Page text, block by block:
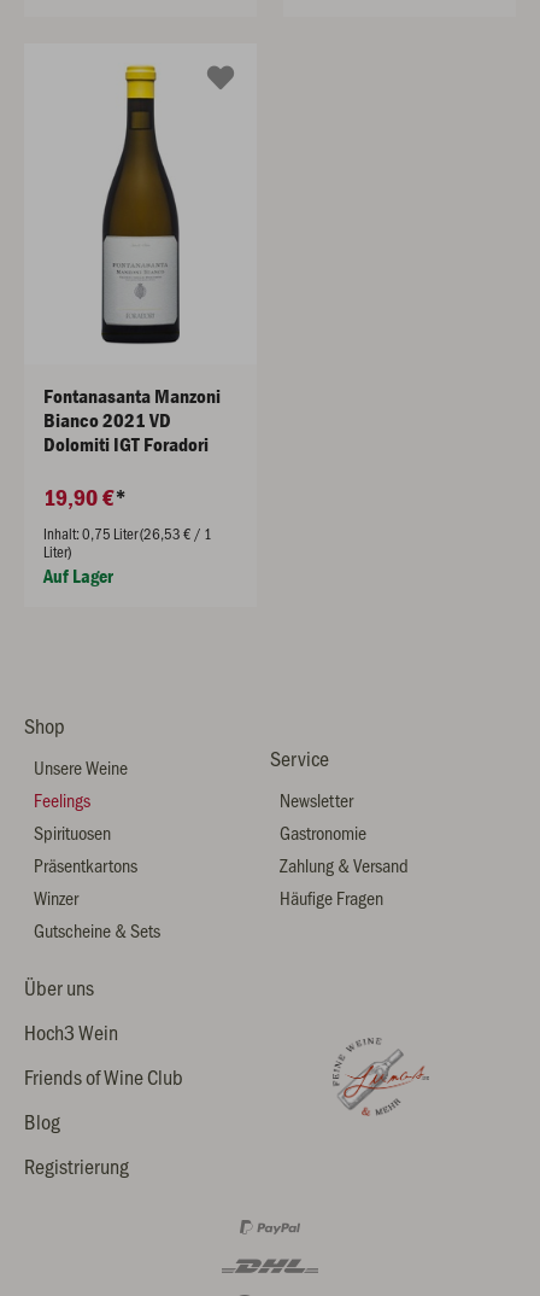
Fontanasanta Manzoni
Bianco 2021 VD
Dolomiti IGT Foradori
19,90 €
Inhalt: 0,75 Liter (26,53 € / 1
Liter)
Auf Lager
Shop
Unsere Weine
Feelings
Spirituosen
Präsentkartons
Winzer
Gutscheine & Sets
Service
Newsletter
Gastronomie
Zahlung & Versand
Häufige Fragen
Über uns
Hoch3 Wein
Friends of Wine Club
Blog
Registrierung